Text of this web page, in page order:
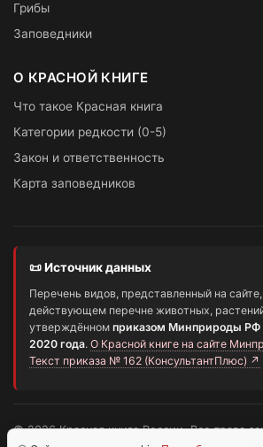
Грибы
Заповедники
О КРАСНОЙ КНИГЕ
Что такое Красная книга
Категории редкости (0-5)
Закон и ответственность
Карта заповедников
📜 Источник данных
Перечень видов, представленный на
действующем перечне животных,
утверждённом приказом Минприроды РФ
2020 года. О Красной книге на сайте
Текст приказа № 162 (КонсультантПлюс) ↗
© 2026 Красная книга России. Все права